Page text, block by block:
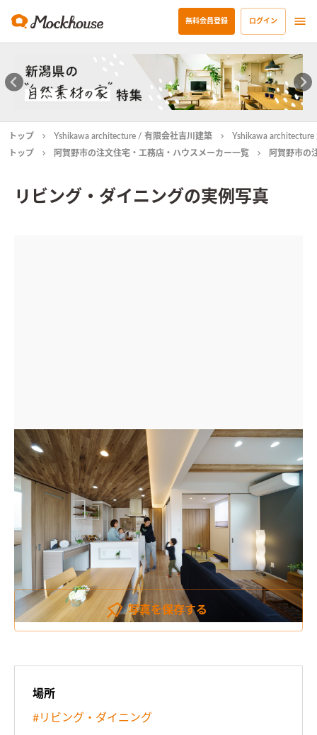
無料会員登録 ログイン
トップ Yshikawa architecture / 有限会社吉川建築
Yshikawa
トップ
阿賀野市の注文住宅・工務店・ハウスメーカー一覧 阿賀野市の
リビング・ダイニングの実例写真
写真を保存する
場所
#リビング・ダイニング